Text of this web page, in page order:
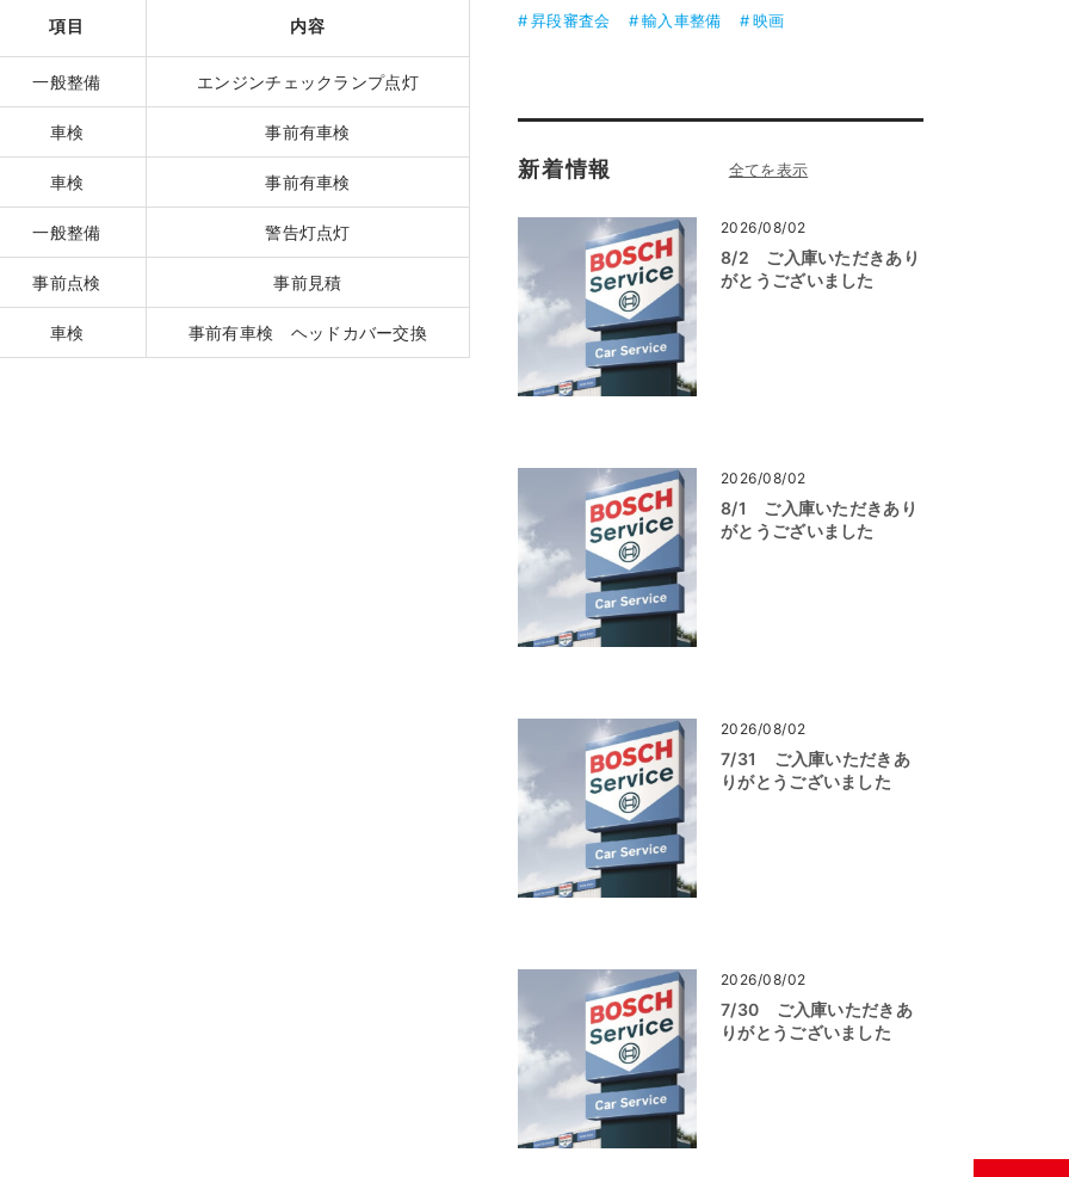
項目 内容
一般整備 エンジンチェックランプ点灯
車検 事前有車検
車検 事前有車検
一般整備 警告灯点灯
事前点検 事前見積
車検 事前有車検 ヘッドカバー交換
昇段審査会 輸入車整備 映画
新着情報
2026/08/02
8/2 ご入庫いただきあり
がとうございました
2026/08/02
8/1 ご入庫いただきあり
がとうございました
2026/08/02
7/31 ご入庫いただきあ
りがとうございました
2026/08/02
7/30 ご入庫いただきあ
りがとうございました